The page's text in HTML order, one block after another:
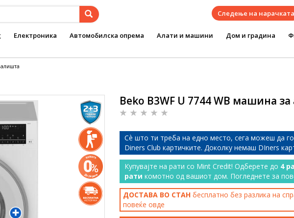
Следење на нарачката
Електроника Автомобилска опрема Алати и машини Дом и градина
Beko B3WF U 7744 WB машина
Сѐ што ти треба на едно место, сега можеш да
Diners Club картичките. Доколку немаш DIners
Купувајте на рати со Mint Credit! Одберете до 4
рати комотно од вашиот дом. Погледнете за
ДОСТАВА ВО СТАН бесплатно без разлика на
повеќе овде